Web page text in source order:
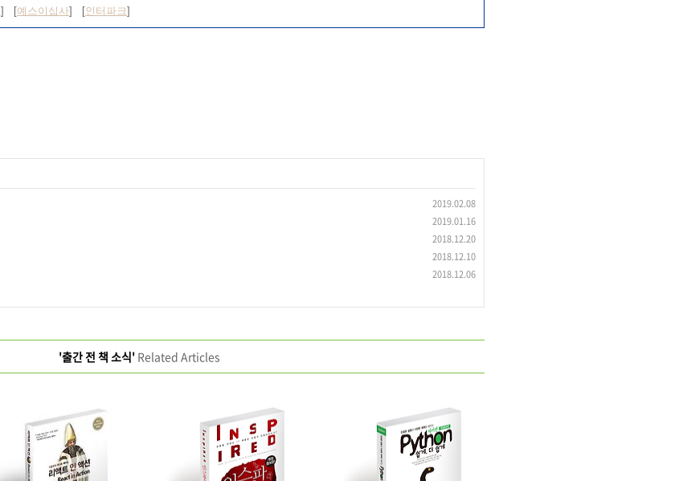
] [예스이십사] [인터파크]
2019.02.08
2019.01.16
2018.12.20
2018.12.10
2018.12.06
'출간 전 책 소식'Related Articles